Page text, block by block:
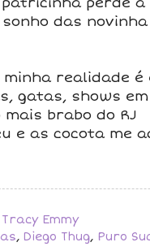
das novinha
realidade é
gatas, shows
brabo do RJ
e as cocota me
Tracy Emmy
, Diego Thug, Puro